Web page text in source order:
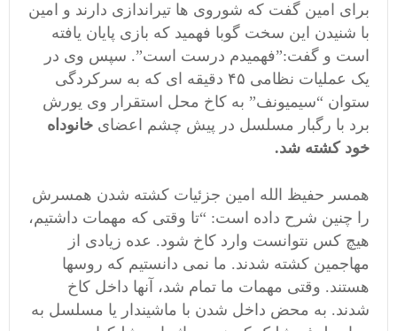
برای امین گفت که شوروی ها تیراندازی دارند و امین
با شنیدن این سخت گوبا فهمید که بازی پایان یافته
است و گفت:”فهمیدم درست است”. سپس وی در
یک عملیات نظامی ۴۵ دقیقه ای که به سرکردگی
ستوان “سیمیونف” به کاخ محل استقرار وی یورش
برد با رگبار مسلسل در پیش چشم اعضای خانوداه
خود کشته شد.
همسر حفیظ الله امین جزئیات کشته شدن همسرش
را چنین شرح داده است: “تا وقتی که مهمات داشتیم،
هیچ کس نتوانست وارد کاخ شود. عده زیادی از
مهاجمین کشته شدند. ما نمی دانستیم که روسها
هستند. وقتی مهمات ما تمام شد، آنها داخل کاخ
شدند. به محض داخل شدن با ماشیندار یا مسلسل به